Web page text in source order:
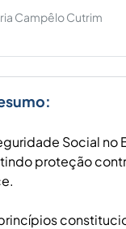
Campêlo Cutrim
Social no
proteção